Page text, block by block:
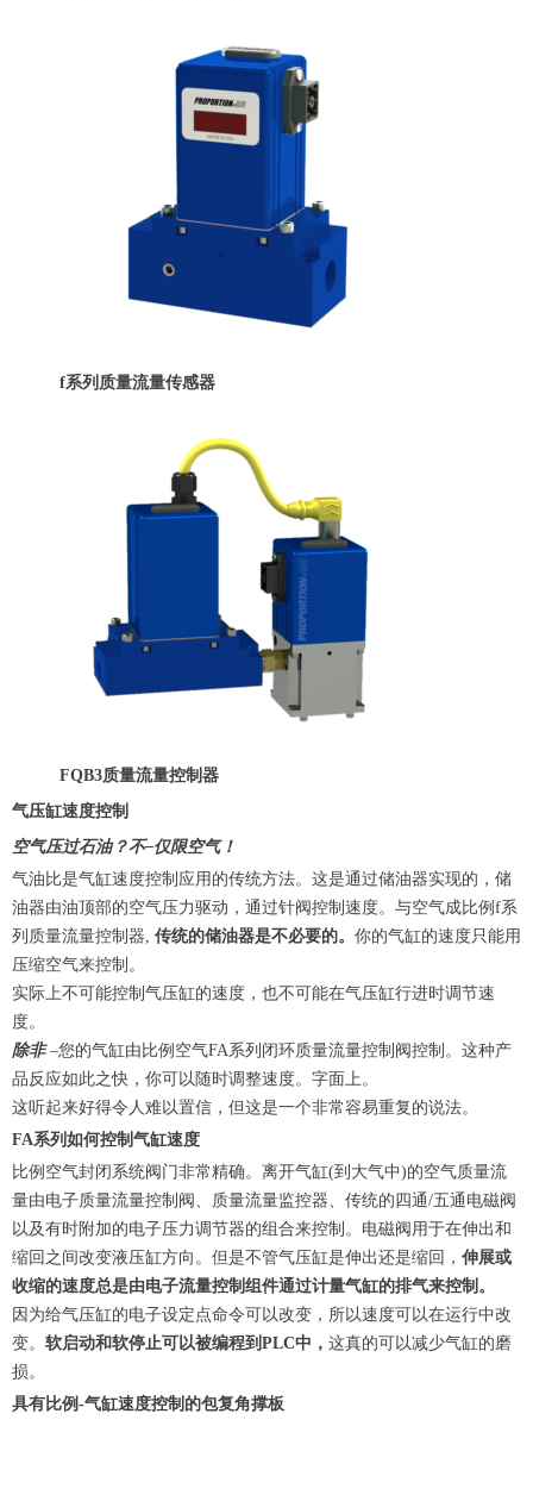
f系列质量流量传感器
FQB3质量流量控制器
气压缸速度控制
空气压过石油？不–仅限空气！
气油比是气缸速度控制应用的传统方法。这是通过储油器实现的，储
油器由油顶部的空气压力驱动，通过针阀控制速度。与空气成比例f系
列质量流量控制器, 传统的储油器是不必要的。 你的气缸的速度只能用
压缩空气来控制。
实际上不可能控制气压缸的速度，也不可能在气压缸行进时调节速
度。
除非 –您的气缸由比例空气FA系列闭环质量流量控制阀控制。这种产
品反应如此之快，你可以随时调整速度。字面上。
这听起来好得令人难以置信，但这是一个非常容易重复的说法。
FA系列如何控制气缸速度
比例空气封闭系统阀门非常精确。离开气缸(到大气中)的空气质量流
量由电子质量流量控制阀、质量流量监控器、传统的四通/五通电磁阀
以及有时附加的电子压力调节器的组合来控制。电磁阀用于在伸出和
缩回之间改变液压缸方向。但是不管气压缸是伸出还是缩回， 伸展或
收缩的速度总是由电子流量控制组件通过计量气缸的排气来控制。
因为给气压缸的电子设定点命令可以改变，所以速度可以在运行中改
变。 软启动和软停止可以被编程到PLC中， 这真的可以减少气缸的磨
损。
具有比例-气缸速度控制的包复角撑板